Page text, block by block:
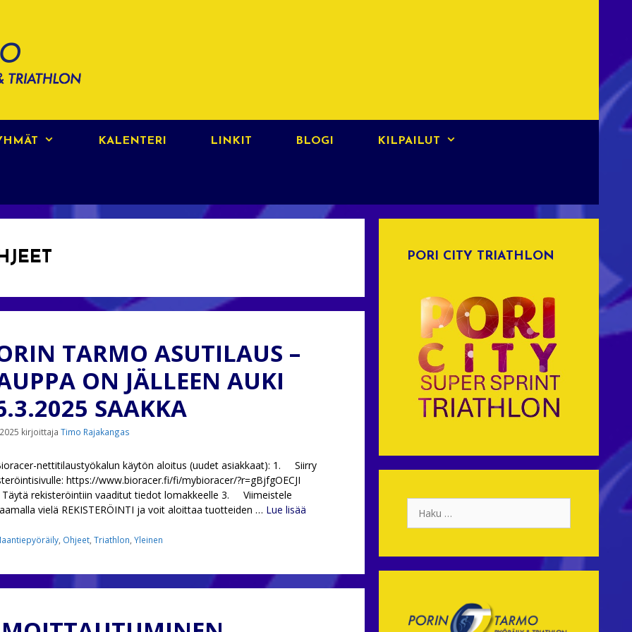
KALENTERI LINKIT BLOGI KILPAILUT
TARMO ASUTILAUS –
ON JÄLLEEN AUKI
SAAKKA
kirjoittaja Timo Rajakangas
nettitilaustyökalun käytön aloitus (uudet asiakkaat): 1. Siirry
https://www.bioracer.fi/fi/mybioracer/?r=gBjfgOECJI
rekisteröintiin vaaditut tiedot lomakkeelle 3. Viimeistele
vielä REKISTERÖINTI ja voit aloittaa tuotteiden … Lue lisää
, Ohjeet, Triathlon Yleinen
PORI CITY TRIATHLON
Haku: